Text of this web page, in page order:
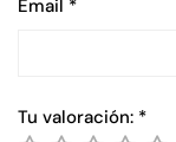
Email *
Tu valoración: *